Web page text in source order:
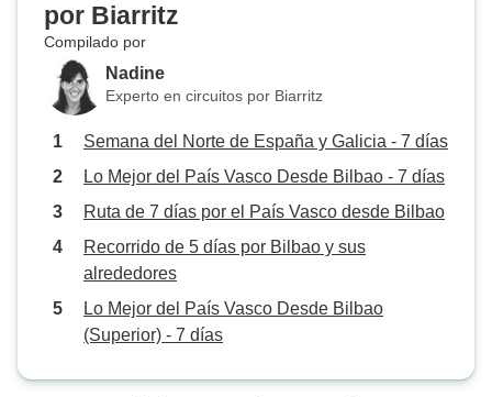
por Biarritz
Compilado por
Nadine
Experto en circuitos por Biarritz
Semana del Norte de España y Galicia - 7 días
Lo Mejor del País Vasco Desde Bilbao - 7 días
Ruta de 7 días por el País Vasco desde Bilbao
Recorrido de 5 días por Bilbao y sus
alrededores
Lo Mejor del País Vasco Desde Bilbao
(Superior) - 7 días